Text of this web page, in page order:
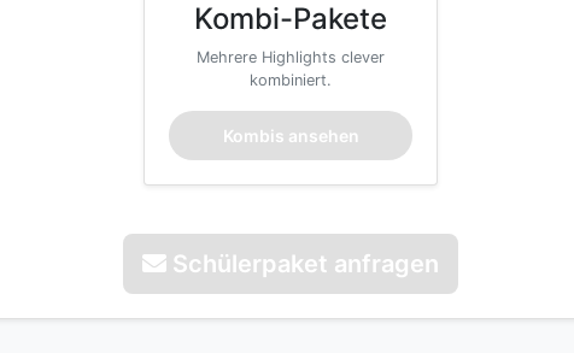
Kombi-Pakete
Mehrere Highlights clever
kombiniert.
Kombis ansehen
Schülerpaket anfragen